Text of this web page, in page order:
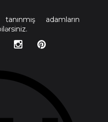
adamların